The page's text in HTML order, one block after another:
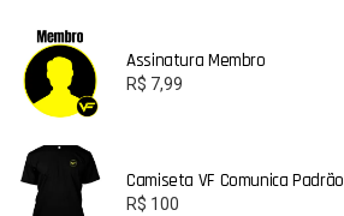
Assinatura Membro
R$ 7,99
Camiseta VF Comunica Padrão
R$ 100